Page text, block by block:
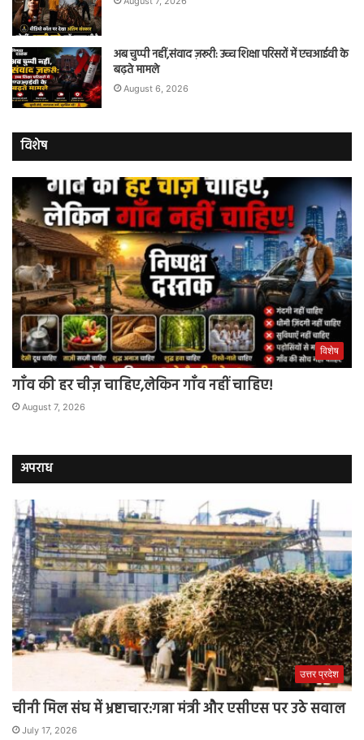
अब चुप्पी नहीं,संवाद ज़रूरी: उच्च शिक्षा परिसरों में एचआईवी के
बढ़ते मामले
August 6, 2026
विशेष
विशेष
गाँव की हर चीज़ चाहिए,लेकिन गाँव नहीं चाहिए!
August 7, 2026
अपराध
उत्तर प्रदेश
चीनी मिल संघ में भ्रष्टाचार:गन्ना मंत्री और एसीएस पर उठे सवाल
July 17, 2026